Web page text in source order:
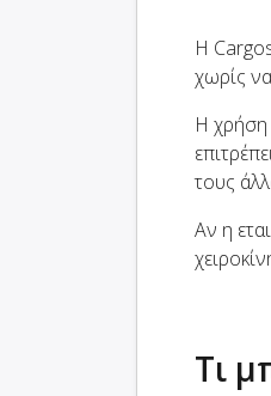
Η
χωρίς
Η χρήση
τους
Αν η
Τι